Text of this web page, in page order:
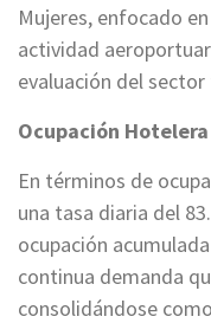
Mujeres, enfocado
actividad
evaluación del
Ocupación Hotelera
En términos de
una tasa diaria del
ocupación
continua demanda
consolidándose